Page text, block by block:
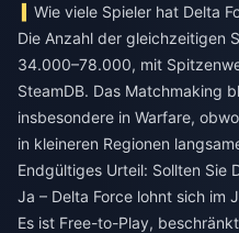
Wie viele Spieler hat Delta
Die Anzahl der gleichzeitigen
34.000–78.000, mit
SteamDB. Das Matchmaking
insbesondere in Warfare,
in kleineren Regionen
Endgültiges Urteil: Sollten Sie
Ja – Delta Force lohnt sich im
Es ist Free-to-Play,